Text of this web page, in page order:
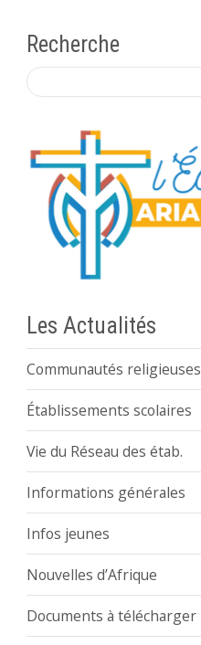
Recherche
Les Actualités
Communautés religieuses
Établissements scolaires
Vie du Réseau des étab.
Informations générales
Infos jeunes
Nouvelles d’Afrique
Documents à télécharger